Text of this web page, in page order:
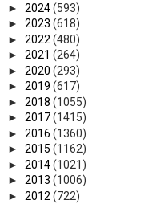
► 2024(593)
► 2023 (618)
► 2022 (480)
► 2021 (264)
► 2020 (293)
► 2019 (617)
► 2018 (1055)
► 2017(1415)
► 2016 (1360)
► 2015 (1162)
► 2014(1021)
► 2013 (1006)
► 2012 (722)